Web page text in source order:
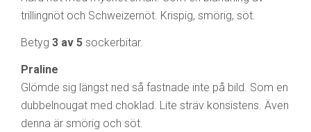
trillingnöt och Schweizernöt. Krispig, smörig, söt.
Betyg 3 av 5 sockerbitar.
Praline
Glömde sig längst ned så fastnade inte på bild. Som en
dubbelnougat med choklad. Lite sträv konsistens. Även
denna är smörig och söt.